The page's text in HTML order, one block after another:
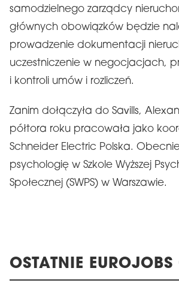
samodzielnego zarządcy
głównych obowiązków będzie
prowadzenie dokumentacji
uczestniczenie w negocjacjach,
i kontroli umów i rozliczeń.
Zanim dołączyła do Savills,
półtora roku pracowała jako
Schneider Electric Polska.
psychologię w Szkole Wyższej
Społecznej (SWPS) w Warszawie.
OSTATNIE EUROJOBS